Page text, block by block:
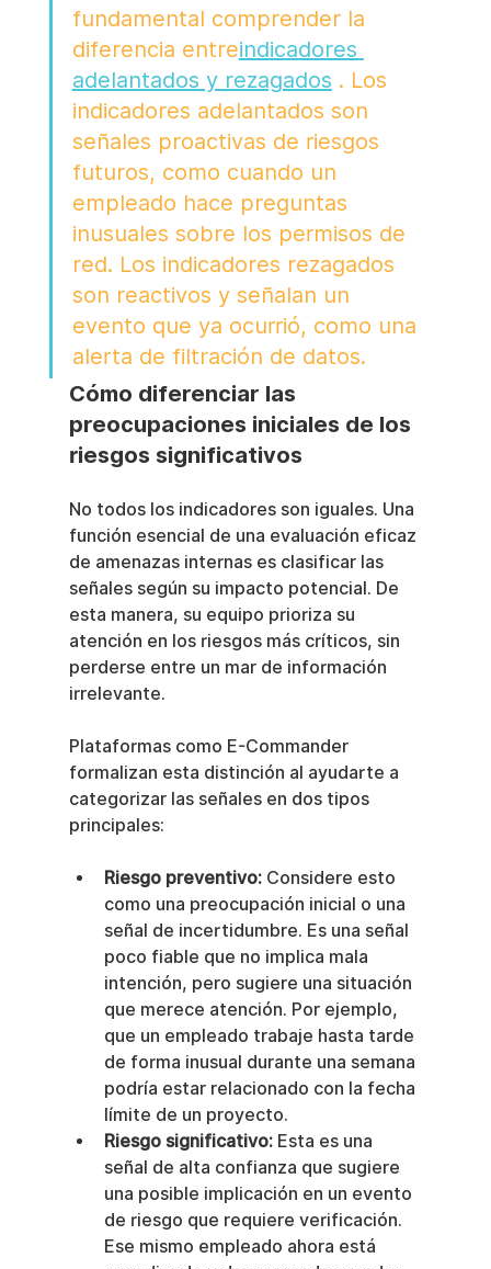
fundamental comprender la
diferencia entreindicadores
adelantados y rezagados . Los
indicadores adelantados son
señales proactivas de riesgos
futuros, como cuando un
empleado hace preguntas
inusuales sobre los permisos de
red. Los indicadores rezagados
son reactivos y señalan un
evento que ya ocurrió, como una
alerta de filtración de datos.
Cómo diferenciar las
preocupaciones iniciales de los
riesgos significativos
No todos los indicadores son iguales. Una
función esencial de una evaluación eficaz
de amenazas internas es clasificar las
señales según su impacto potencial. De
esta manera, su equipo prioriza su
atención en los riesgos más críticos, sin
perderse entre un mar de información
irrelevante.
Plataformas como E-Commander
formalizan esta distinción al ayudarte a
categorizar las señales en dos tipos
principales:
Riesgo preventivo: Considere esto
como una preocupación inicial o una
señal de incertidumbre. Es una señal
poco fiable que no implica mala
intención, pero sugiere una situación
que merece atención. Por ejemplo,
que un empleado trabaje hasta tarde
de forma inusual durante una semana
podría estar relacionado con la fecha
límite de un proyecto.
Riesgo significativo: Esta es una
señal de alta confianza que sugiere
una posible implicación en un evento
de riesgo que requiere verificación.
Ese mismo empleado ahora está